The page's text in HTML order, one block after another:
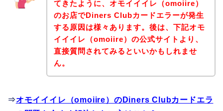
てきたように、オモイイイレ（omoiire）
のお店でDiners Clubカードエラーが発生
する原因は様々あります。後は、下記オモ
イイイレ（omoiire）の公式サイトより、
直接質問されてみるといいかもしれませ
ん。
⇒オモイイイレ（omoiire）のDiners Clubカードエラ